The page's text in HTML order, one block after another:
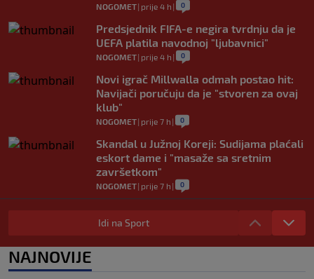
NOGOMET| prije 4 h | 0
Predsjednik FIFA-e negira tvrdnju da je
UEFA platila navodnoj "ljubavnici"
NOGOMET| prije 4 h | 0
Novi igrač Millwalla odmah postao hit:
Navijači poručuju da je "stvoren za ovaj
klub"
NOGOMET| prije 7 h | 0
Skandal u Južnoj Koreji: Sudijama plaćali
eskort dame i "masaže sa sretnim
završetkom"
NOGOMET| prije 7 h | 0
Barcelona poslala prvu ponudu za
Rodrija, Manchester City traži znatno
0
Idi na Sport
NAJNOVIJE